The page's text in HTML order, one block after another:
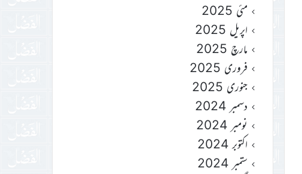
مئی 2025
اپریل 2025
مارچ 2025
فروری 2025
جنوری 2025
دسمبر 2024
نومبر 2024
اکتوبر 2024
ستمبر 2024